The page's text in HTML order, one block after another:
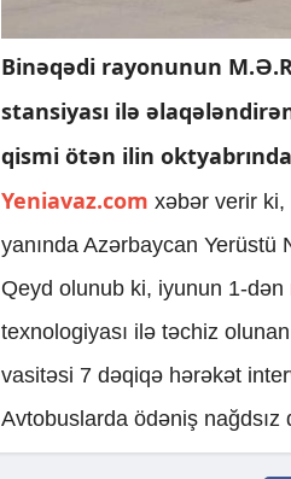
Binəqədi rayonunun
stansiyası ilə
qismi ötən ilin
Yeniavaz.com xəbər verir
yanında Azərbaycan Yerüstü
Qeyd olunub ki, iyunun 1-
texnologiyası ilə təchiz
vasitəsi 7 dəqiqə hərəkət
Avtobuslarda ödəniş nağdsız